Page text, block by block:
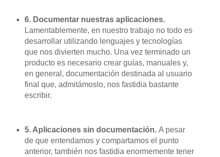
6. Documentar nuestras aplicaciones.
Lamentablemente, en nuestro trabajo no todo es
desarrollar utilizando lenguajes y tecnologías
que nos divierten mucho. Una vez terminado un
producto es necesario crear guías, manuales y,
en general, documentación destinada al usuario
final que, admitámoslo, nos fastidia bastante
escribir.
5. Aplicaciones sin documentación. A pesar
de que entendamos y compartamos el punto
anterior, también nos fastidia enormemente tener